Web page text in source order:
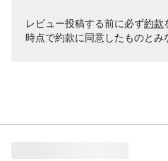
レビュー投稿する前に必ず約款
時点で約款に同意したものとみ